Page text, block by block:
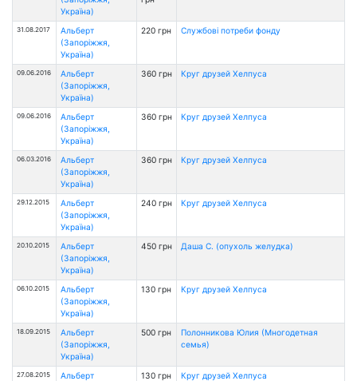
Україна)
31.08.2017
Альберт
(Запоріжжя,
Україна)
220 грн Службові потреби фонду
09.06.2016
Альберт
(Запоріжжя,
Україна)
360 грн Круг друзей Хелпуса
09.06.2016
Альберт
(Запоріжжя,
Україна)
360 грн Круг друзей Хелпуса
06.03.2016
Альберт
(Запоріжжя,
Україна)
360 грн Круг друзей Хелпуса
29.12.2015
Альберт
(Запоріжжя,
Україна)
240 грн Круг друзей Хелпуса
20.10.2015
Альберт
(Запоріжжя,
Україна)
450 грн Даша С. (опухоль желудка)
06.10.2015
Альберт
(Запоріжжя,
Україна)
130 грн Круг друзей Хелпуса
18.09.2015
Альберт
(Запоріжжя,
Україна)
500 грн
Полонникова Юлия (Многодетная
семья)
27.08.2015
Альберт
130 грн Круг друзей Хелпуса